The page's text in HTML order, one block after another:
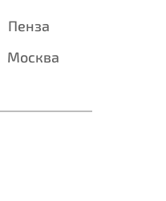
Пенза
Москва